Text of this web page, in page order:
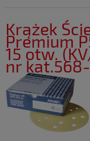
Krążek
Premium
15 otw.
nr